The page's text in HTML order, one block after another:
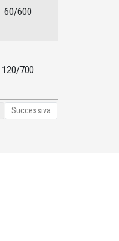
60/600
120/700
Successiva